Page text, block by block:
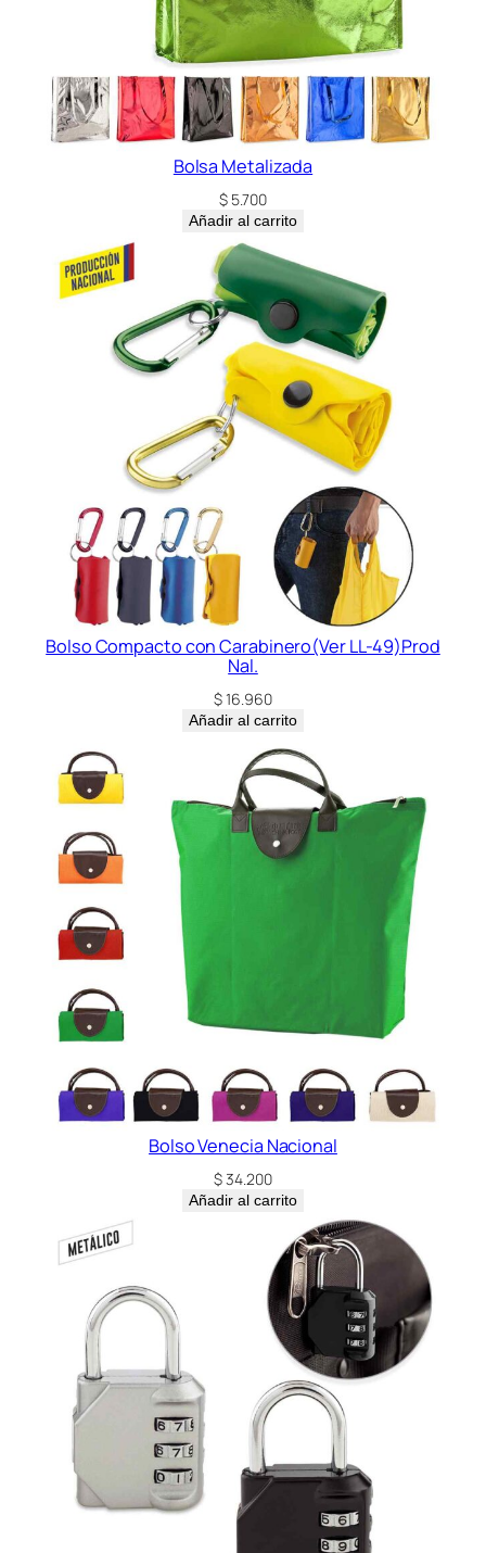
Bolsa Metalizada
$5.700
Añadir al carrito
Bolso Compacto con Carabinero(Ver LL-49)Prod
Nal.
$16.960
Añadir al carrito
Bolso Venecia Nacional
$34.200
Añadir al carrito